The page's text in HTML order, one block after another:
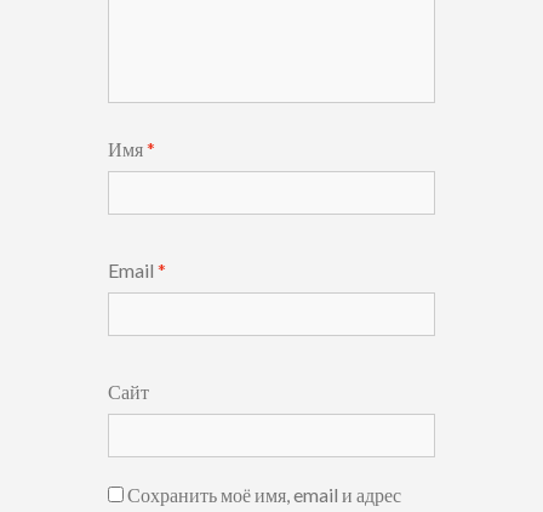
Имя*
Email *
Сайт
Сохранить моё имя, email и адрес